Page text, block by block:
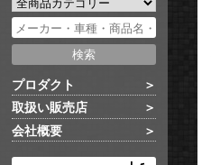
プロダクト
取扱い販売店
会社概要